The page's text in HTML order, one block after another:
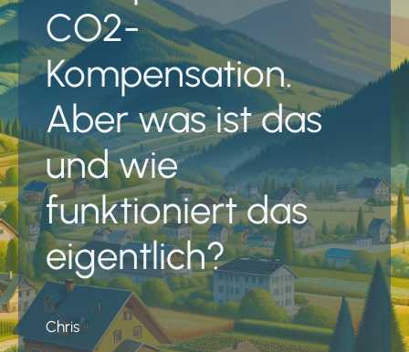
CO2-
Kompensation.
Aber was ist das
und wie
funktioniert das
eigentlich?
Chris